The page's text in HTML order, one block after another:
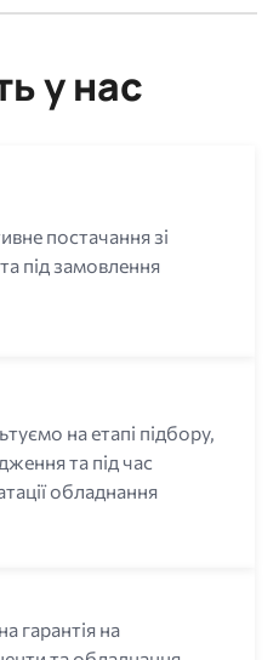
у нас
постачання зі
під замовлення
на етапі підбору,
та під час
обладнання
гарантія на